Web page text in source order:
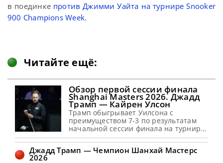
в поединке против Джимми Уайта на турнире Snooker
900 Champions Week.
Читайте ещё:
Обзор первой сессии финала
Shanghai Masters 2026. Джадд
Трамп — Кайрен Улсон
Трамп обыгрывает Уилсона с
преимуществом 7-3 по результатам
начальной сессии финала на турнире
в Шанхае, сообщает WST Лидер
мирового рейтинга Джадд Трамп взял
уверенное преимущество над
Джадд Трамп — Чемпион Шанхай Мастерс
2026